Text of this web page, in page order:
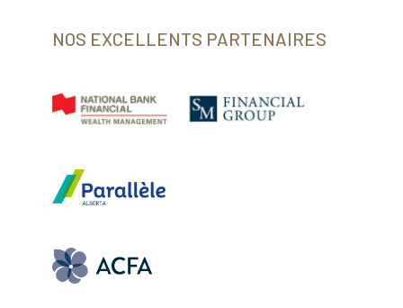
NOS EXCELLENTS PARTENAIRES